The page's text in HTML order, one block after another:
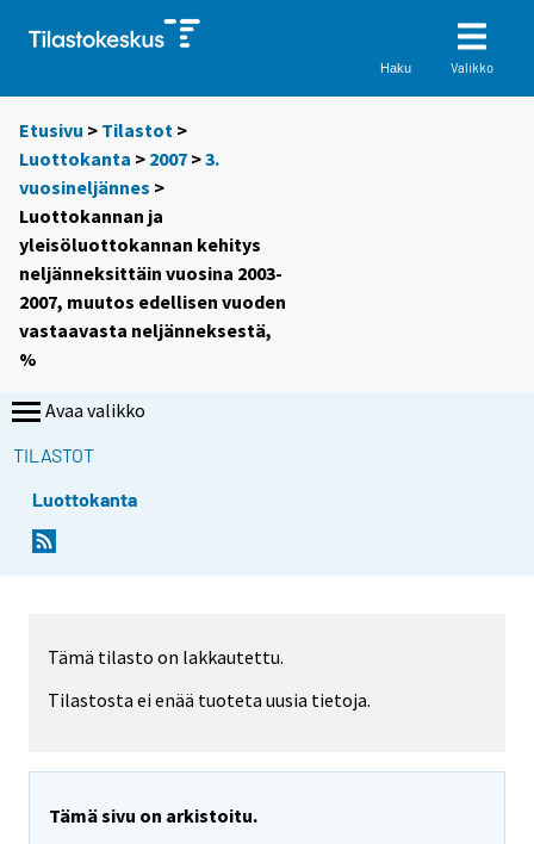
Haku Valikko
Etusivu > Tilastot >
Luottokanta > 2007 >3.
vuosineljännes >
Luottokannan ja
yleisöluottokannan kehitys
neljänneksittäin vuosina 2003-
2007, muutos edellisen vuoden
vastaavasta neljänneksestä,
%
Avaa valikko
TILASTOT
Luottokanta
Tämä tilasto on lakkautettu.
Tilastosta ei enää tuoteta uusia tietoja.
Tämä sivu on arkistoitu.